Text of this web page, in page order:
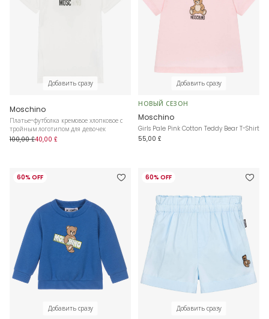
Добавить сразу
Moschino
Платье-футболка кремовое хлопковое с
тройным логотипом для девочек
100,00 £40,00 £
Добавить сразу
НОВЫЙ СЕЗОН
Moschino
Girls Pale Pink Cotton Teddy Bear T-Shirt
55,00 £
60% OFF
Добавить сразу
60% OFF
Добавить сразу